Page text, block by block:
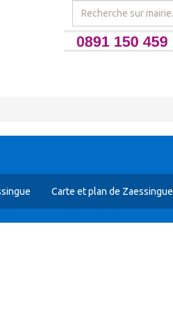
Carte et plan de Zaessingue